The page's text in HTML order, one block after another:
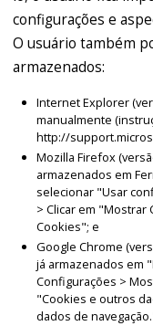
configurações e
O usuário também
armazenados:
Internet Explorer
manualmente
http://
Mozilla Firefox
armazenados em
selecionar "Usar
> Clicar em "Mostrar
Cookies"; e
Google Chrome
já armazenados em
Configurações >
"Cookies e outros
dados de